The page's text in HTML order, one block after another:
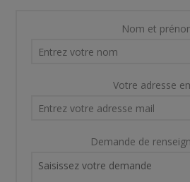
Nom et
Votre adresse
Demande de